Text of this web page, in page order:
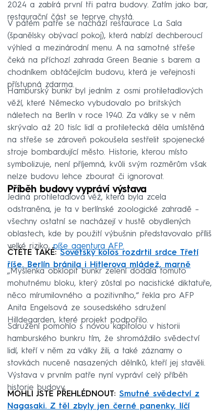
2024 a zabírá první tři patra budovy. Zatím jako bar,
restaurační část se teprve chystá.
V pátém patře se nachází restaurace La Sala
(španělsky obývací pokoj), která nabízí dechberoucí
výhled a mezinárodní menu. A na samotné střeše
čeká na příchozí zahrada Green Beanie s barem a
chodníkem obtáčejícím budovu, která je veřejnosti
přístupná zdarma.
Hamburský bunkr byl jedním z osmi protiletadlových
věží, které Německo vybudovalo po britských
náletech na Berlín v roce 1940. Za války se v něm
skrývalo až 20 tisíc lidí a protiletecká děla umístěná
na střeše se zároveň pokoušela sestřelit spojenecké
stroje bombardující město. Historie, kterou místo
symbolizuje, není příjemná, kvůli svým rozměrům však
nelze budovu lehce zbourat či ignorovat.
Příběh budovy vypráví výstava
Jediná protiletadlová věž, která byla zcela
odstraněna, je ta v berlínské zoologické zahradě –
všechny ostatní se nacházejí v hustě obydlených
oblastech, kde by použití výbušnin představovalo příliš
velké riziko, píše agentura AFP.
ČTĚTE TAKÉ: Sovětský kolos rozdrtil srdce Třetí
říše. Berlín bránila i Hitlerova mládež, marně
„Myšlenka obklopit bunkr zelení dodala tomuto
mohutnému bloku, který zůstal po nacistické diktatuře,
něco mírumilovného a pozitivního,“ řekla pro AFP
Anita Engelsová ze sousedského sdružení
Hilldegarden, které projekt podpořilo.
Sdružení pomohlo s novou kapitolou v historii
hamburského bunkru tím, že shromáždilo svědectví
lidí, kteří v něm za války žili, a také záznamy o
stovkách nuceně nasazených dělníků, kteří jej stavěli.
Výstava v prvním patře nyní vypráví celý příběh
historie budovy.
MOHLI JSTE PŘEHLÉDNOUT: Smutné svědectví z
Nagasaki. Z těl zbyly jen černé panenky, líčí